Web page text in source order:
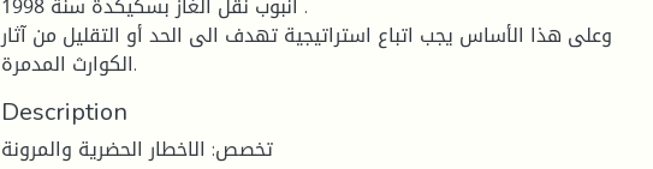
وعلى هذا الأساس يجب اتباع استراتيجية تهدف الى الحد أو التقليل من آثار
الكوارث المدمرة.
Description
تخصص: الاخطار الحضرية والمرونة